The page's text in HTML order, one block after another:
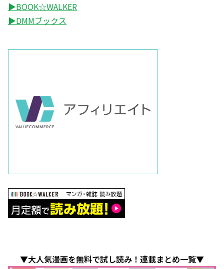
▶BOOK☆WALKER
▶DMMブックス
▼大人気漫画を無料で試し読み！連載まとめ一覧▼